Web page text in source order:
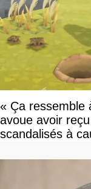
« Ça ressemble
avoue avoir
scandalisés à